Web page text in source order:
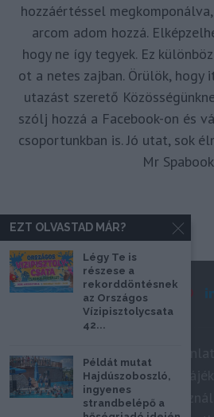
hozzáértéssel
arcom adom hozzá.
hogy ne így tegyek. Ez
ot a netes zajban. Örülök, hogy
utazást szerető
szólj hozzá a Facebook-on és
csoportunkban is. Jó utat, sok
Mr Spabook
Impresszum
Adatkezelési
Szerzői jogok,
EZT OLVASTAD MÁR?
Légy Te is
részese a
rekorddöntésnek
az Országos
Vízipisztolycsata
42...
Példát mutat
Hajdúszoboszló,
ingyenes
strandbelépő a